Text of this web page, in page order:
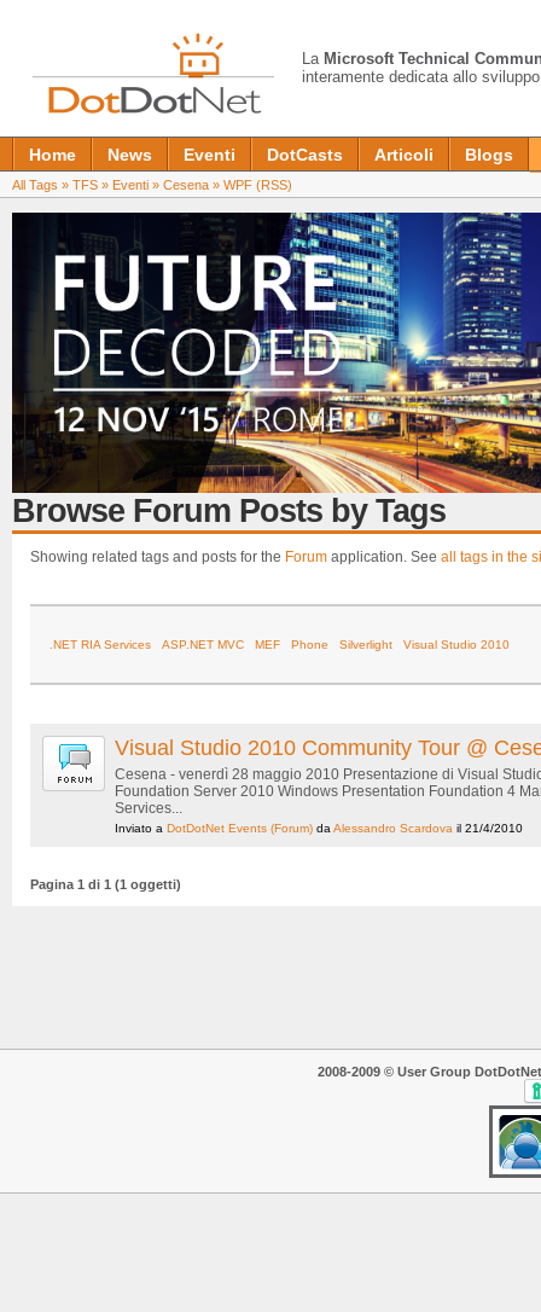
La Microsoft Technical
interamente dedicata allo
Home News Eventi DotCasts Articoli Blogs
All Tags » TFS » Eventi » Cesena » WPF (RSS)
Browse Forum Posts by Tags
Showing related tags and posts for the Forum application. See all tags in the
.NET RIA Services ASP.NET MVC MEF Phone Silverlight Visual Studio 2010
Visual Studio 2010 Community Tour @
Cesena - venerdì 28 maggio 2010 Presentazione di Visual
Foundation Server 2010 Windows Presentation Foundation 4
Services...
Inviato a DotDotNet Events (Forum) daAlessandro Scardova il 21/4/2010
Pagina 1 di 1 (1 oggetti)
2008-2009 © User Group